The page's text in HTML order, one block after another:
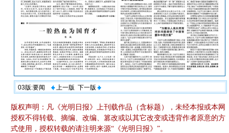
03版:要闻 上一版 下一版
版权声明：凡《光明日报》上刊载作品（含标题），未经本报或本网
授权不得转载、摘编、改编、篡改或以其它改变或违背作者原意的方
式使用，授权转载的请注明来源“《光明日报》”。